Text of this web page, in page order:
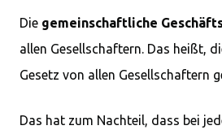
Die gemeinschaftliche
allen Gesellschaftern. Das heißt,
Gesetz von allen Gesellschaftern
Das hat zum Nachteil, dass bei